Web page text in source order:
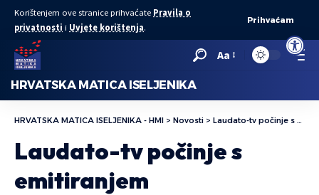
Open
Korištenjem ove stranice prihvaćate Pravila o
privatnosti i Uvjete korištenja.
Prihvaćam
Aa
HRVATSKA MATICA ISELJENIKA
HRVATSKA MATICA ISELJENIKA - HMI > Novosti > Laudato-tv počinje s emitiranjem
Laudato-tv počinje s
emitiranjem